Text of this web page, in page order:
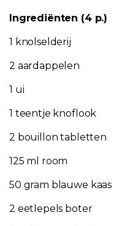
Ingrediënten (4 p.)
1 knolselderij
2 aardappelen
1 ui
1 teentje knoflook
2 bouillon tabletten
125 ml room
50 gram blauwe kaas
2 eetlepels boter